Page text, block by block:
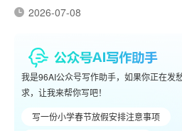
2026-07-08
我是96AI公众号写作助手，如果你正在发
求，让我来帮你写吧！
写一份小学春节放假安排注意事项